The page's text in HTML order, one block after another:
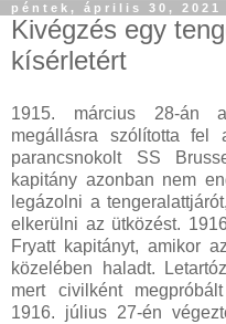
péntek, április 30, 2021
Kivégzés egy
kísérletért
1915. március 28-án
megállásra szólította fel
parancsnokolt SS
kapitány azonban nem
legázolni a
elkerülni az ütközést.
Fryatt kapitányt, amikor
közelében haladt.
mert civilként
1916. július 27-én